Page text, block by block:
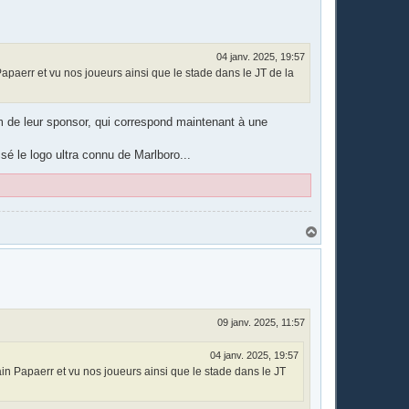
04 janv. 2025, 19:57
et vu nos joueurs ainsi que le stade dans le JT de la
leur sponsor, qui correspond maintenant à une
le logo ultra connu de Marlboro...
a
09 janv. 2025, 11:57
04 janv. 2025, 19:57
Papaerr et vu nos joueurs ainsi que le stade dans le JT